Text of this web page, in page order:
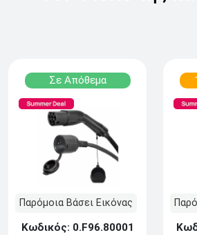
Σε Απόθεμα
Παρόμοια Βάσει Εικόνας
Κωδικός: 0.F96.80001